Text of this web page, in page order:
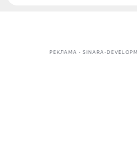
РЕКЛАМА • SINARA-